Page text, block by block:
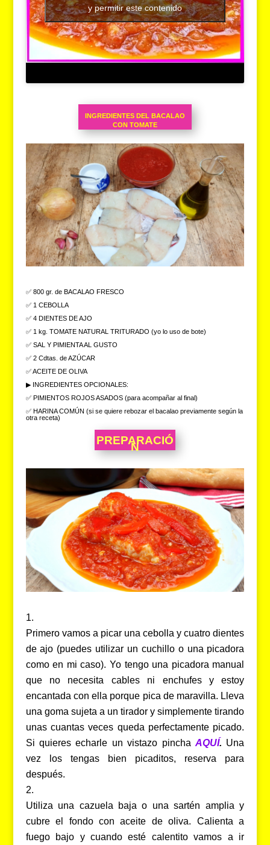
y permitir este contenido
INGREDIENTES DEL BACALAO
CON TOMATE
✅ 800 gr. de BACALAO FRESCO
✅ 1 CEBOLLA
✅ 4 DIENTES DE AJO
✅ 1 kg. TOMATE NATURAL TRITURADO (yo lo uso de bote)
✅ SAL Y PIMIENTA AL GUSTO
✅ 2 Cdtas. de AZÚCAR
✅ ACEITE DE OLIVA
▶ INGREDIENTES OPCIONALES:
✅ PIMIENTOS ROJOS ASADOS (para acompañar al final)
✅ HARINA COMÚN (si se quiere rebozar el bacalao previamente según la
otra receta)
PREPARACIÓ
N
Primero vamos a picar una cebolla y cuatro dientes
de ajo (puedes utilizar un cuchillo o una picadora
como en mi caso). Yo tengo una picadora manual
que no necesita cables ni enchufes y estoy
encantada con ella porque pica de maravilla. Lleva
una goma sujeta a un tirador y simplemente tirando
unas cuantas veces queda perfectamente picado.
Si quieres echarle un vistazo pinchaAQUÍ. Una
vez los tengas bien picaditos, reserva para
después.
Utiliza una cazuela baja o una sartén amplia y
cubre el fondo con aceite de oliva. Calienta a
fuego bajo y cuando esté calentito vamos a ir